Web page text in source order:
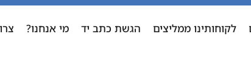
לקוחותינו ממליצים הגשת כתב יד מי אנחנו?